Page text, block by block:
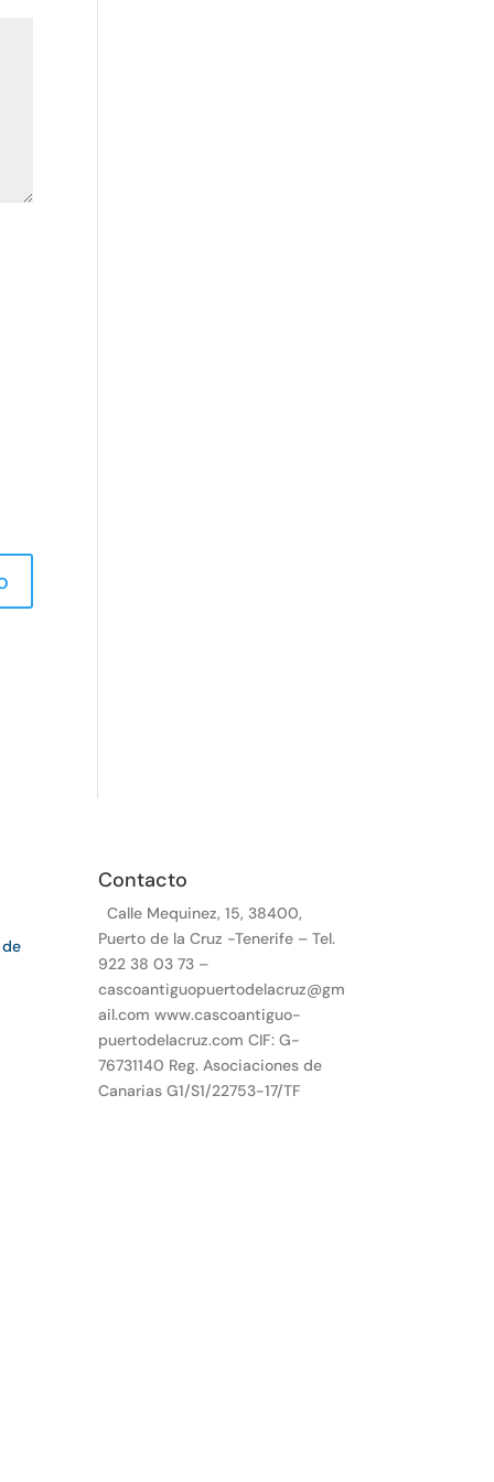
Contacto
Calle Mequinez, 15, 38400,
Puerto de la Cruz -Tenerife – Tel.
922 38 03 73 –
cascoantiguopuertodelacruz@gm
ail.com www.cascoantiguo-
puertodelacruz.com CIF: G-
76731140 Reg. Asociaciones de
Canarias G1/S1/22753-17/TF